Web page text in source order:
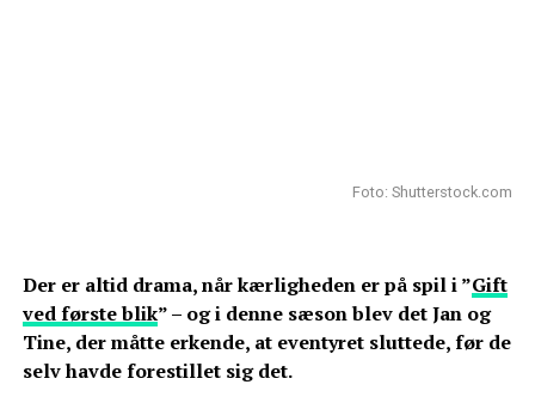
Foto: Shutterstock.com
Der er altid drama, når kærligheden er på spil i ”Gift
ved første blik” – og i denne sæson blev det Jan og
Tine, der måtte erkende, at eventyret sluttede, før de
selv havde forestillet sig det.